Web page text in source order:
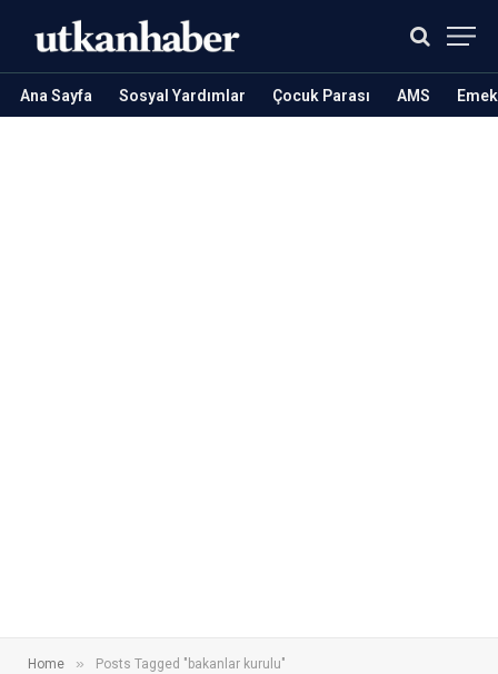
Ana Sayfa Sosyal Yardımlar Çocuk Parası AMS
Home » Posts Tagged "bakanlar kurulu"